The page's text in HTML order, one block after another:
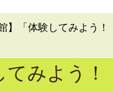
】「体験してみよう！
てみよう！